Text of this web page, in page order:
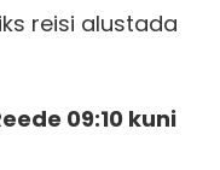
reisi alustada
09:10 kuni